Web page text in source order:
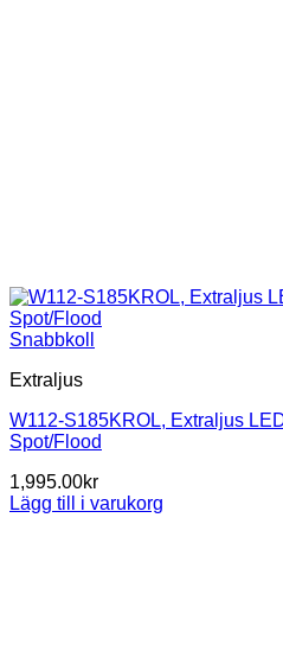
Snabbkoll
Extraljus
W112-S185KROL, Extraljus
Spot/Flood
1,995.00kr
Lägg till i varukorg